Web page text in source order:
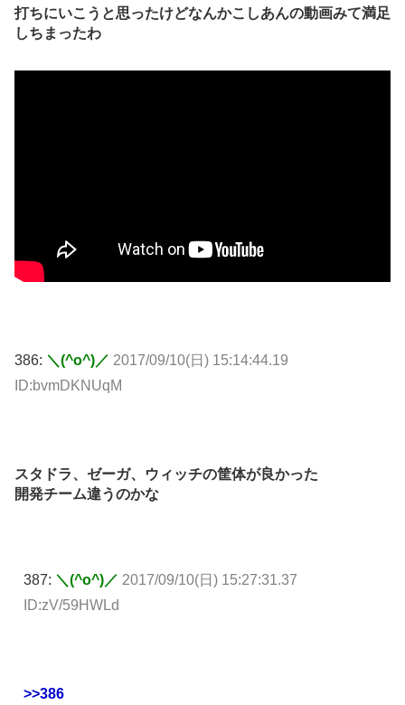
打ちにいこうと思ったけどなんかこしあんの動画みて満足
しちまったわ
386: ＼(^o^)／ 2017/09/10(日) 15:14:44.19
ID:bvmDKNUqM
スタドラ、ゼーガ、ウィッチの筐体が良かった
開発チーム違うのかな
387: ＼(^o^)／ 2017/09/10(日) 15:27:31.37
ID:zV/59HWLd
>>386